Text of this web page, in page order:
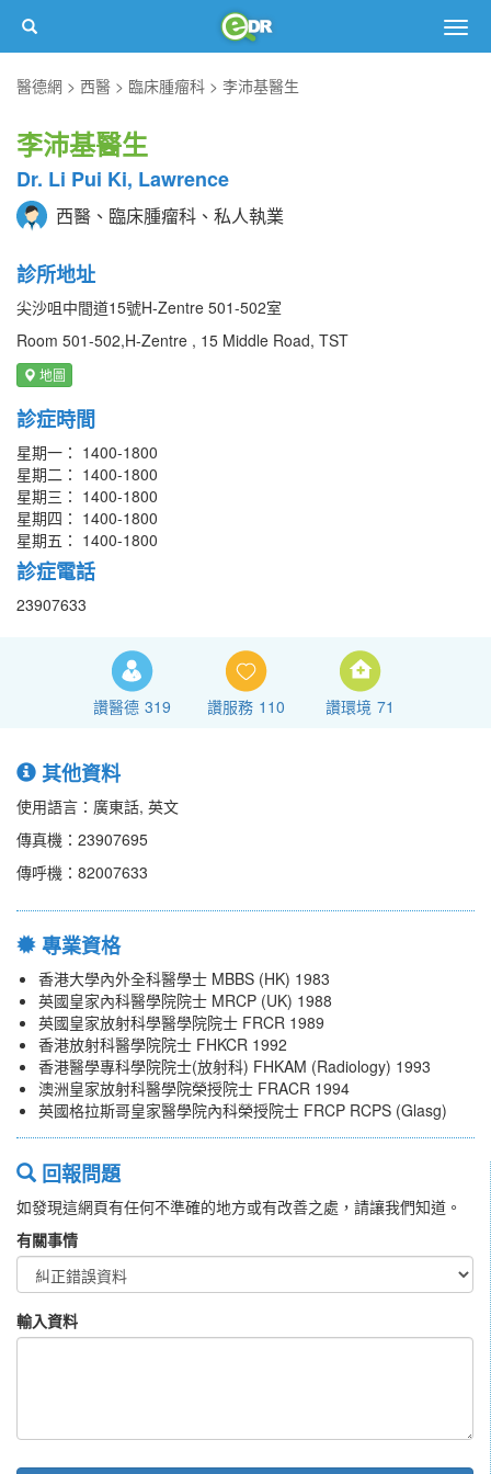
醫德網
西醫 臨床腫瘤科 李沛基醫生
李沛基醫生
Dr. Li Pui Ki, Lawrence
西醫、臨床腫瘤科、私人執業
診所地址
尖沙咀中間道15號H-Zentre 501-502室
Room 501-502,H-Zentre , 15 Middle Road, TST
地圖
診症時間
星期一： 1400-1800
星期二： 1400-1800
星期三： 1400-1800
星期四： 1400-1800
星期五： 1400-1800
診症電話
23907633
讚醫德 319 讚服務 110 讚環境 71
其他資料
使用語言：廣東話, 英文
傳真機：23907695
傳呼機：82007633
專業資格
香港大學內外全科醫學士 MBBS (HK) 1983
英國皇家內科醫學院院士 MRCP (UK) 1988
英國皇家放射科學醫學院院士 FRCR 1989
香港放射科醫學院院士 FHKCR 1992
香港醫學專科學院院士(放射科) FHKAM (Radiology) 1993
澳洲皇家放射科醫學院榮授院士 FRACR 1994
英國格拉斯哥皇家醫學院內科榮授院士 FRCP RCPS (Glasg)
回報問題
如發現這網頁有任何不準確的地方或有改善之處，請讓我們知道。
有關事情
輸入資料